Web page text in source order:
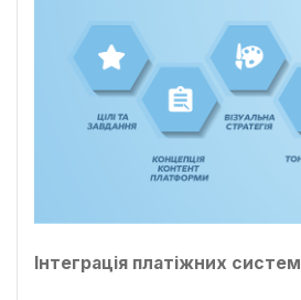
Інтеграція платіжних систем